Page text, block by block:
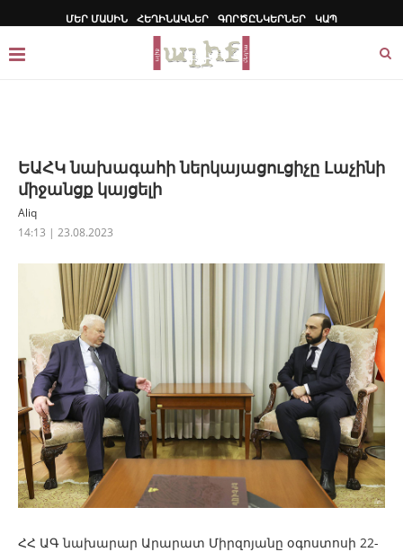
ՄԵՐ ՄԱՍԻՆ ՀԵՂԻՆԱԿՆԵՐ ԳՈՐԾԸՆԿԵՐՆԵՐ ԿԱՊ
ԵԱՀԿ նախագահի ներկայացուցիչը Լաչինի
միջանցք կայցելի
Aliq
14:13 | 23.08.2023
ՀՀ ԱԳ նախարար Արարատ Միրզոյանը օգոստոսի 22-